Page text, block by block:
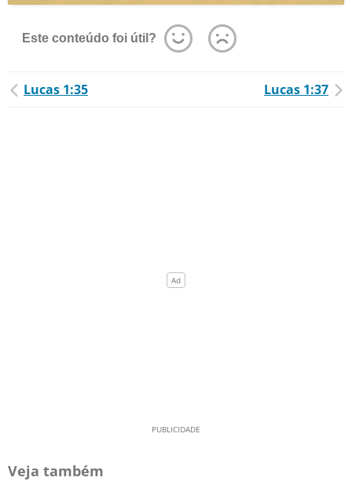
Este conteúdo foi útil?
Lucas 1:35 Lucas 1:37
Veja também